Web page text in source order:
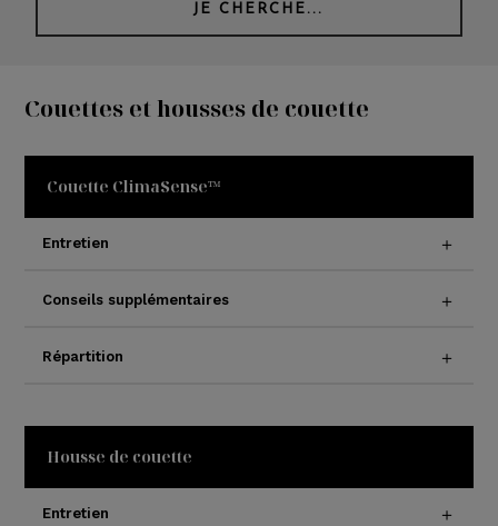
JE CHERCHE...
Couettes et housses de couette
Couette ClimaSense™
Entretien
Conseils supplémentaires
Répartition
Housse de couette
Entretien